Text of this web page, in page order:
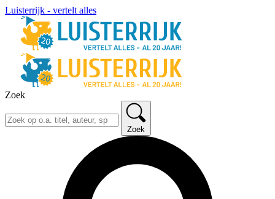
Luisterrijk - vertelt alles
Zoek
Zoek